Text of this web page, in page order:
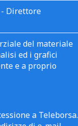
- Direttore
del materiale
ed i grafici
e a proprio
a Teleborsa.